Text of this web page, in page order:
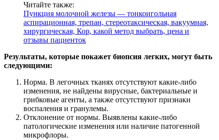
Читайте также:
Пункция молочной железы — тонкоигольная
аспирационная, трепан, стереотаксическая, вакуумная,
хирургическая, Кор, какой метод выбрать, цена и
отзывы пациенток
Результаты, которые покажет биопсия легких, могут быть
следующими:
Норма. В легочных тканях отсутствуют какие-либо
изменения, не найдены вирусные, бактериальные и
грибковые агенты, а также отсутствуют признаки
воспаления и гранулемы.
Отклонение от нормы. Выявлены какие-либо
патологические изменения или наличие патогенной
микрофлоры.